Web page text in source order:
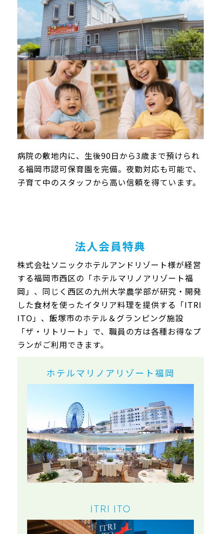
病院の敷地内に、生後90日から3歳まで預けられ
る福岡市認可保育園を完備。夜勤対応も可能で、
子育て中のスタッフから高い信頼を得ています。
法人会員特典
株式会社ソニックホテルアンドリゾート様が経営
する福岡市西区の「ホテルマリノアリゾート福
岡」、同じく西区の九州大学農学部が研究・開発
した食材を使ったイタリア料理を提供する「ITRI
ITO」、飯塚市のホテル＆グランピング施設
「ザ・リトリート」で、職員の方は各種お得なプ
ランがご利用できます。
ホテルマリノアリゾート福岡
ITRI ITO